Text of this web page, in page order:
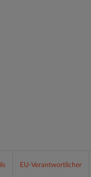
EU-Verantwortlicher